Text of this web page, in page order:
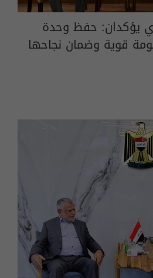
يؤكدان: حفظ وحدة
قوية وضمان نجاحها